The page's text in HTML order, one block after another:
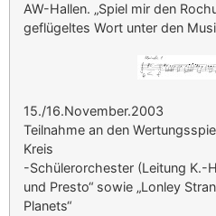
AW-Hallen. „Spiel mir den
geflügeltes Wort unter den
15./16.November.2003
Teilnahme an den
Kreis
-Schülerorchester (Leitung K.-
und Presto“ sowie „Lonley
Planets“